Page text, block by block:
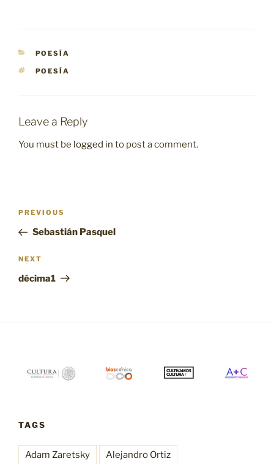
CATEGORIES
POESÍA
TAGS
POESÍA
Leave a Reply
You must be logged in to post a comment.
Post
Previous
Post
PREVIOUS
Sebastián Pasquel
Next
Post
NEXT
décima1
TAGS
Adam Zaretsky Alejandro Ortiz